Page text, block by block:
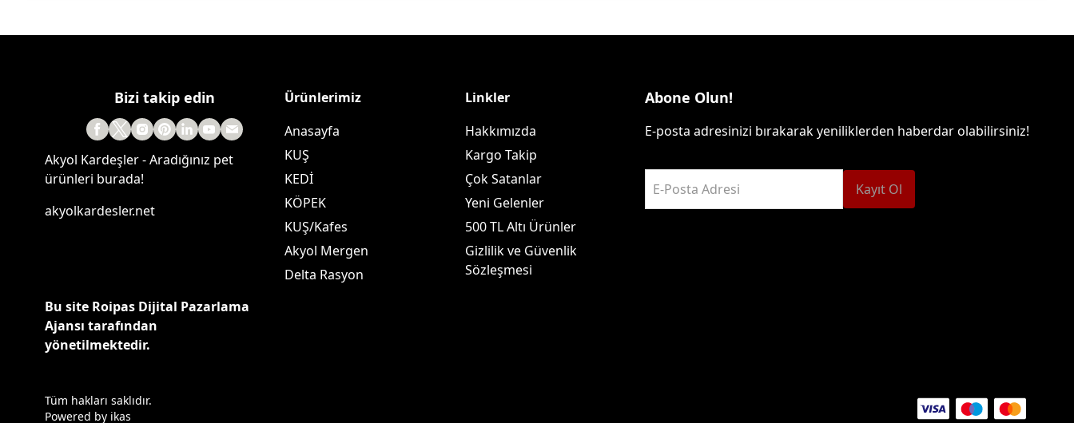
Bizi takip edin
Akyol Kardeşler - Aradığınız pet
ürünleri burada!
akyolkardesler.net
Bu site Roipas Dijital Pazarlama
Ajansı tarafından
yönetilmektedir.
Ürünlerimiz
Anasayfa
KUŞ
KEDİ
KÖPEK
KUŞ/Kafes
Akyol Mergen
Delta Rasyon
Linkler
Hakkımızda
Kargo Takip
Çok Satanlar
Yeni Gelenler
500 TL Altı Ürünler
Gizlilik ve Güvenlik
Sözleşmesi
Abone Olun!
E-posta adresinizi bırakarak yeniliklerden haberdar olabilirsiniz!
E-Posta Adresi Kayıt Ol
Tüm hakları saklıdır.
Powered by ikas